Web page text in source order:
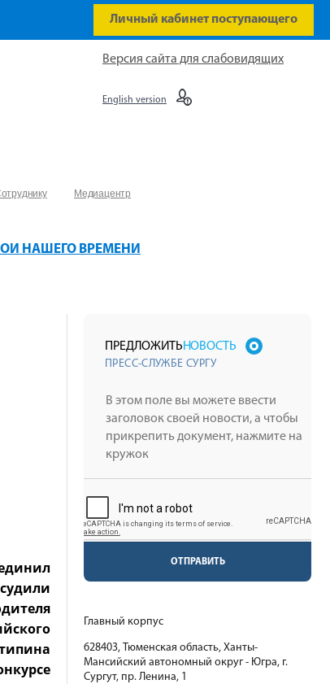
Личный кабинет поступающего
Медиацентр
НАШЕГО ВРЕМЕНИ
Версия сайта для слабовидящих
English version
ПРЕДЛОЖИТЬНОВОСТЬ
ПРЕСС-СЛУЖБЕ СУРГУ
ОТПРАВИТЬ
Главный корпус
628403, Тюменская область, Ханты-
Мансийский автономный округ - Югра, г.
Сургут, пр. Ленина, 1